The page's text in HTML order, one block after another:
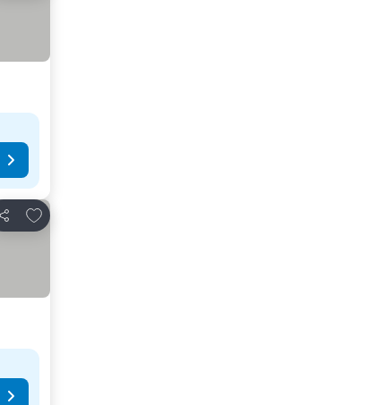
Κοινοποίηση
Προσθήκη στα αγαπημένα